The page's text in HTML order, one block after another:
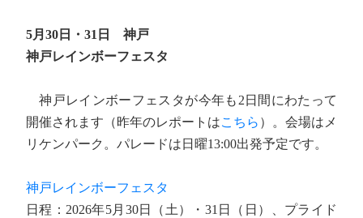
5月30日・31日 神戸
神戸レインボーフェスタ
神戸レインボーフェスタが今年も2日間にわたって
開催されます（昨年のレポートはこちら ）。会場はメ
リケンパーク。パレードは日曜13:00出発予定です。
神戸レインボーフェスタ
日程：2026年5月30日（土）・31日（日）、プライド